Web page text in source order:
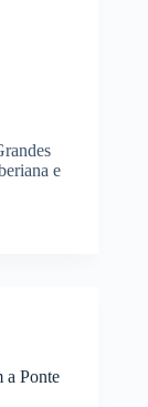
e
a Ponte